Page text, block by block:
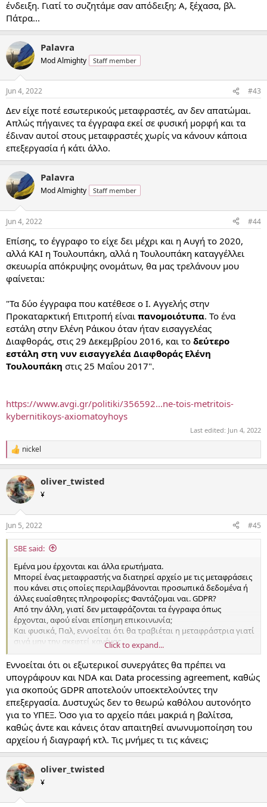
ένδειξη. Γιατί το συζητάμε σαν απόδειξη; Α, ξέχασα, βλ.
Πάτρα...
Palavra
Mod Almighty Staff member
Jun 4, 2022 #43
Δεν είχε ποτέ εσωτερικούς μεταφραστές, αν δεν απατώμαι.
Απλώς πήγαινες τα έγγραφα εκεί σε φυσική μορφή και τα
έδιναν αυτοί στους μεταφραστές χωρίς να κάνουν κάποια
επεξεργασία ή κάτι άλλο.
Palavra
Mod Almighty Staff member
Jun 4, 2022 #44
Επίσης, το έγγραφο το είχε δει μέχρι και η Αυγή το 2020,
αλλά ΚΑΙ η Τουλουπάκη, αλλά η Τουλουπάκη καταγγέλλει
σκευωρία απόκρυψης ονομάτων, θα μας τρελάνουν μου
φαίνεται:
"Τα δύο έγγραφα που κατέθεσε ο Ι. Αγγελής στην
Προκαταρκτική Επιτροπή είναι πανομοιότυπα. Το ένα
εστάλη στην Ελένη Ράικου όταν ήταν εισαγγελέας
Διαφθοράς, στις 29 Δεκεμβρίου 2016, και το δεύτερο
εστάλη στη νυν εισαγγελέα Διαφθοράς Ελένη
Τουλουπάκη στις 25 Μαΐου 2017".
https://www.avgi.gr/politiki/356592...ne-tois-metritois-
kybernitikoys-axiomatoyhoys
Last edited: Jun 4, 2022
R
e
c
t
i
s
:
nickel
oliver_twisted
¥
Jun 5, 2022 #45
SBE said:
Εμένα μου έρχονται και άλλα ερωτήματα.
Μπορεί ένας μεταφραστής να διατηρεί αρχείο με τις μεταφράσεις
που κάνει στις οποίες περιλαμβάνονται προσωπικά δεδομένα ή
άλλες ευαίσθητες πληροφορίες; Φαντάζομαι ναι. GDPR?
Από την άλλη, γιατί δεν μεταφράζονται τα έγγραφα όπως
έρχονται, αφού είναι επίσημη επικοινωνία;
Και φυσικά, Παλ, εννοείται ότι θα τραβιέται η μεταφράστρια γιατί
σιγά μην την σκεφτεί κανένας.
Όσο για την υπόθεση, πέφτω από τα σύννεφα για το ποσά που
αναφέρονται, τόσο ψιλικατζήδες είμαστε;
Click to expand...
Εννοείται ότι οι εξωτερικοί συνεργάτες θα πρέπει να
υπογράφουν και NDA και Data processing agreement, καθώς
για σκοπούς GDPR αποτελούν υποεκτελούντες την
επεξεργασία. Δυστυχώς δεν το θεωρώ καθόλου αυτονόητο
για το ΥΠΕΞ. Όσο για το αρχείο πάει μακριά η βαλίτσα,
καθώς άντε και κάνεις όταν απαιτηθεί ανωνυμοποίηση του
αρχείου ή διαγραφή κτλ. Τις μνήμες τι τις κάνεις;
oliver_twisted
¥